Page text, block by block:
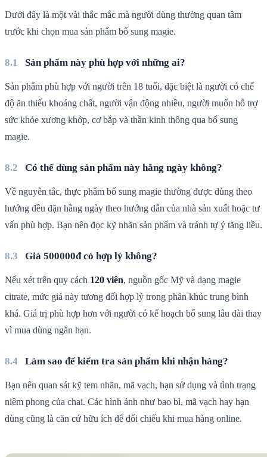
Dưới đây là một vài thắc mắc mà người dùng thường quan tâm
trước khi chọn mua sản phẩm bổ sung magie.
Sản phẩm này phù hợp với những ai?
Sản phẩm phù hợp với người trên 18 tuổi, đặc biệt là người có chế
độ ăn thiếu khoáng chất, người vận động nhiều, người muốn hỗ trợ
sức khỏe xương khớp, cơ bắp và thần kinh thông qua bổ sung
magie.
Có thể dùng sản phẩm này hằng ngày không?
Về nguyên tắc, thực phẩm bổ sung magie thường được dùng theo
hướng đều đặn hằng ngày theo hướng dẫn của nhà sản xuất hoặc tư
vấn phù hợp. Bạn nên đọc kỹ nhãn sản phẩm và tránh tự ý tăng liều.
Giá 500000đ có hợp lý không?
Nếu xét trên quy cách 120 viên, nguồn gốc Mỹ và dạng magie
citrate, mức giá này tương đối hợp lý trong phân khúc trung bình
khá. Giá trị phù hợp hơn với người có kế hoạch bổ sung lâu dài thay
vì mua dùng ngắn hạn.
Làm sao để kiểm tra sản phẩm khi nhận hàng?
Bạn nên quan sát kỹ tem nhãn, mã vạch, hạn sử dụng và tình trạng
niêm phong của chai. Các hình ảnh như bao bì, mã vạch hay hạn
dùng cũng là căn cứ hữu ích để đối chiếu khi mua hàng online.